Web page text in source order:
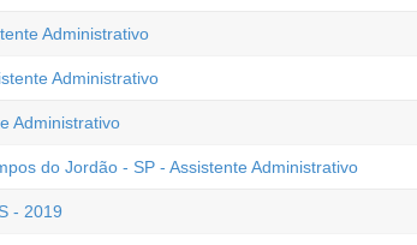
Administrativo
Administrativo
Administrativo
do Jordão - SP - Assistente Administrativo
- 2019